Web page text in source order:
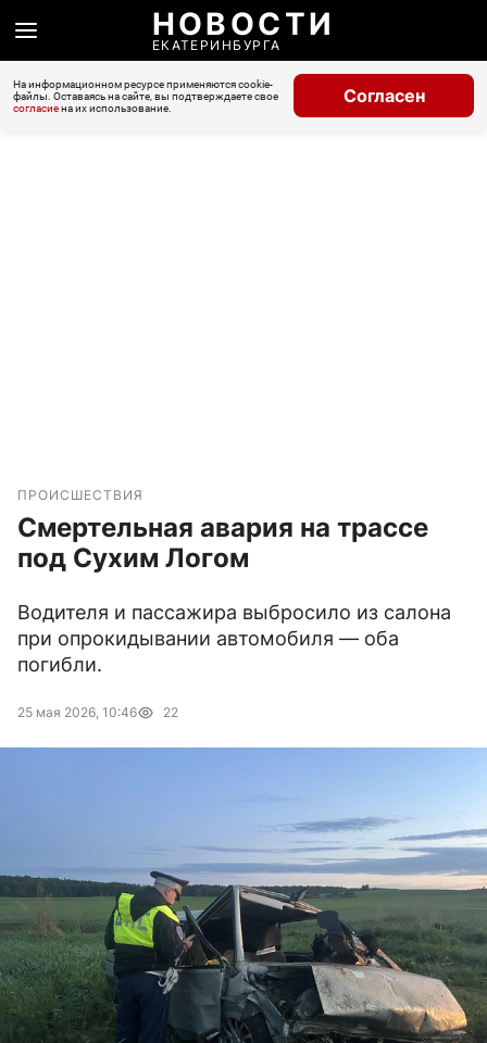
НОВОСТИ
ЕКАТЕРИНБУРГА
На информационном ресурсе применяются cookie-
файлы. Оставаясь на сайте, вы подтверждаете свое
согласиена их использование.
Согласен
ПРОИСШЕСТВИЯ
Смертельная авария на трассе
под Сухим Логом
Водителя и пассажира выбросило из салона
при опрокидывании автомобиля — оба
погибли.
25 мая 2026, 10:46 22